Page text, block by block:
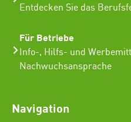
Entdecken Sie das
Für Betriebe
Info-, Hilfs- und
Nachwuchsansprache
Navigation